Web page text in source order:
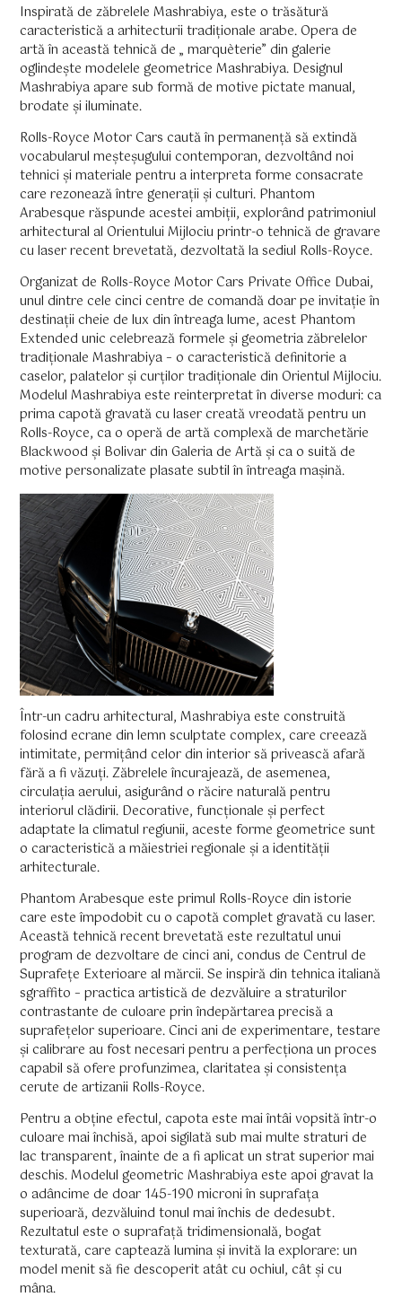
Inspirată de zăbrelele Mashrabiya, este o trăsătură
caracteristică a arhitecturii tradiționale arabe. Opera de
artă în această tehnică de „ marquèterie” din galerie
oglindește modelele geometrice Mashrabiya. Designul
Mashrabiya apare sub formă de motive pictate manual,
brodate și iluminate.
Rolls-Royce Motor Cars caută în permanență să extindă
vocabularul meșteșugului contemporan, dezvoltând noi
tehnici și materiale pentru a interpreta forme consacrate
care rezonează între generații și culturi. Phantom
Arabesque răspunde acestei ambiții, explorând patrimoniul
arhitectural al Orientului Mijlociu printr-o tehnică de gravare
cu laser recent brevetată, dezvoltată la sediul Rolls-Royce.
Organizat de Rolls-Royce Motor Cars Private Office Dubai,
unul dintre cele cinci centre de comandă doar pe invitație în
destinații cheie de lux din întreaga lume, acest Phantom
Extended unic celebrează formele și geometria zăbrelelor
tradiționale Mashrabiya – o caracteristică definitorie a
caselor, palatelor și curților tradiționale din Orientul Mijlociu.
Modelul Mashrabiya este reinterpretat în diverse moduri: ca
prima capotă gravată cu laser creată vreodată pentru un
Rolls-Royce, ca o operă de artă complexă de marchetărie
Blackwood și Bolivar din Galeria de Artă și ca o suită de
motive personalizate plasate subtil în întreaga mașină.
Într-un cadru arhitectural, Mashrabiya este construită
folosind ecrane din lemn sculptate complex, care creează
intimitate, permițând celor din interior să privească afară
fără a fi văzuți. Zăbrelele încurajează, de asemenea,
circulația aerului, asigurând o răcire naturală pentru
interiorul clădirii. Decorative, funcționale și perfect
adaptate la climatul regiunii, aceste forme geometrice sunt
o caracteristică a măiestriei regionale și a identității
arhitecturale.
Phantom Arabesque este primul Rolls-Royce din istorie
care este împodobit cu o capotă complet gravată cu laser.
Această tehnică recent brevetată este rezultatul unui
program de dezvoltare de cinci ani, condus de Centrul de
Suprafețe Exterioare al mărcii. Se inspiră din tehnica italiană
sgraffito – practica artistică de dezvăluire a straturilor
contrastante de culoare prin îndepărtarea precisă a
suprafețelor superioare. Cinci ani de experimentare, testare
și calibrare au fost necesari pentru a perfecționa un proces
capabil să ofere profunzimea, claritatea și consistența
cerute de artizanii Rolls-Royce.
Pentru a obține efectul, capota este mai întâi vopsită într-o
culoare mai închisă, apoi sigilată sub mai multe straturi de
lac transparent, înainte de a fi aplicat un strat superior mai
deschis. Modelul geometric Mashrabiya este apoi gravat la
o adâncime de doar 145-190 microni în suprafața
superioară, dezvăluind tonul mai închis de dedesubt.
Rezultatul este o suprafață tridimensională, bogat
texturată, care captează lumina și invită la explorare: un
model menit să fie descoperit atât cu ochiul, cât și cu
mâna.